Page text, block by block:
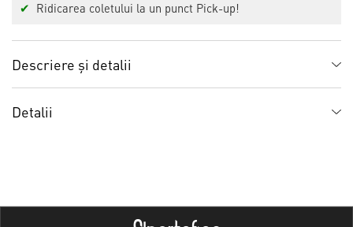
✔
Ridicarea coletului la un punct Pick-up!
Descriere și detalii
Detalii